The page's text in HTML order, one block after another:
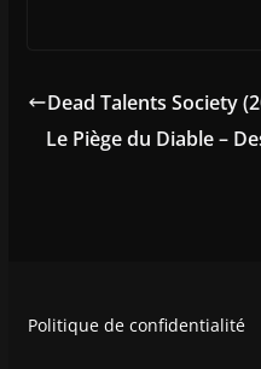
Dead Talents Society
Le Piège du Diable –
Politique de confidentialité